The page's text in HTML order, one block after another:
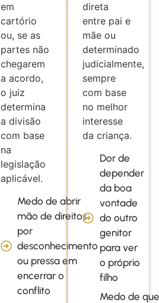
em
cartório
ou, se as
partes não
chegarem
a acordo,
o juiz
determina
a divisão
com base
na
legislação
aplicável.
Medo de abrir
mão de direitos
por
desconhecimento
ou pressa em
encerrar o
conflito
direta
entre pai e
mãe ou
determinado
judicialmente,
sempre
com base
no melhor
interesse
da criança.
Dor de
depender
da boa
vontade
do outro
genitor
para ver
o próprio
filho
Medo de